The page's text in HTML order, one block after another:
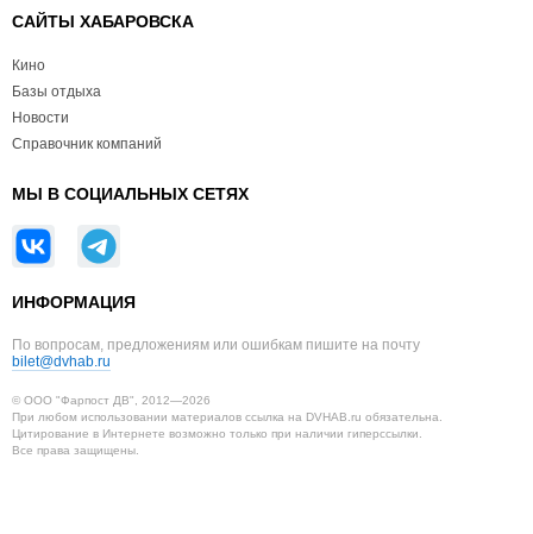
САЙТЫ ХАБАРОВСКА
Кино
Базы отдыха
Новости
Справочник компаний
МЫ В СОЦИАЛЬНЫХ СЕТЯХ
ИНФОРМАЦИЯ
По вопросам, предложениям или ошибкам пишите на почту
bilet@dvhab.ru
© ООО "Фарпост ДВ", 2012—2026
При любом использовании материалов ссылка на DVHAB.ru обязательна.
Цитирование в Интернете возможно только при наличии гиперссылки.
Все права защищены.